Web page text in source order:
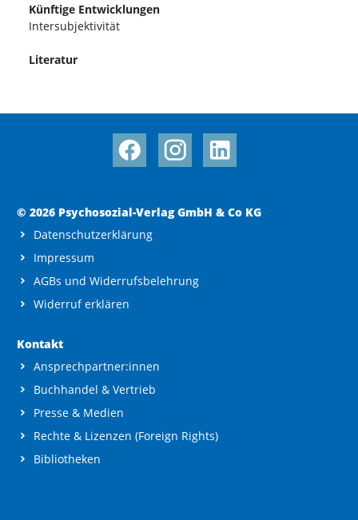
Künftige Entwicklungen
Intersubjektivität
Literatur
© 2026 Psychosozial-Verlag GmbH & Co KG
Datenschutzerklärung
Impressum
AGBs und Widerrufsbelehrung
Widerruf erklären
Kontakt
Ansprechpartner:innen
Buchhandel & Vertrieb
Presse & Medien
Rechte & Lizenzen (Foreign Rights)
Bibliotheken